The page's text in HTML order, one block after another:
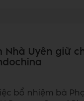
Nhã Uyên giữ
bổ nhiệm bà